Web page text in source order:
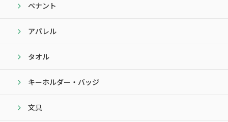
ペナント
アパレル
タオル
キーホルダー・バッジ
文具